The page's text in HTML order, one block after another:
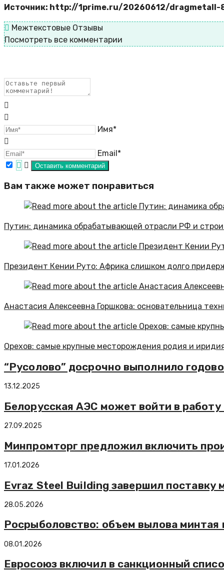
Источник: http://1prime.ru/20260612/dragmetall-
Межтекстовые Отзывы
Посмотреть все комментарии
Имя*
Email*
Вам также может понравиться
Путин: динамика обрабатывающей отрасли РФ и
Президент Кении Руто: Африка слишком долго
Анастасия Алексеевна Горшкова: основательница
Орехов: самые крупные месторождения родия и
“Русолово” досрочно выполнило
13.12.2025
Белорусская АЭС может войти в
27.09.2025
Минпромторг предложил включить
17.01.2026
Evraz Steel Building завершил поставку
28.05.2026
Росрыболовство: объем вылова минтая
08.01.2026
Евросоюз включил в санкционный